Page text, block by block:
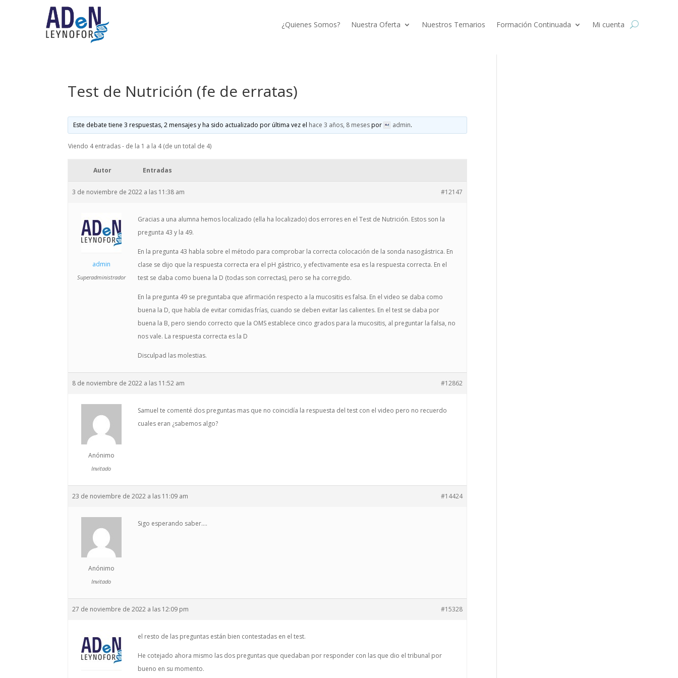
¿Quienes Somos? Nuestra Oferta Nuestros Temarios Formación Continuada Mi cuenta
Test de Nutrición (fe de erratas)
Este debate tiene 3 respuestas, 2 mensajes y ha sido actualizado por última vez el hace 3 años, 8 mesespor admin.
Viendo 4 entradas - de la 1 a la 4 (de un total de 4)
Autor Entradas
3 de noviembre de 2022 a las 11:38 am #12147
admin
Superadministrador
Gracias a una alumna hemos localizado (ella ha localizado) dos errores en el Test de Nutrición. Estos son la
pregunta 43 y la 49.
En la pregunta 43 habla sobre el método para comprobar la correcta colocación de la sonda nasogástrica. En
clase se dijo que la respuesta correcta era el pH gástrico, y efectivamente esa es la respuesta correcta. En el
test se daba como buena la D (todas son correctas), pero se ha corregido.
En la pregunta 49 se preguntaba que afirmación respecto a la mucositis es falsa. En el video se daba como
buena la D, que habla de evitar comidas frías, cuando se deben evitar las calientes. En el test se daba por
buena la B, pero siendo correcto que la OMS establece cinco grados para la mucositis, al preguntar la falsa, no
nos vale. La respuesta correcta es la D
Disculpad las molestias.
8 de noviembre de 2022 a las 11:52 am #12862
Anónimo
Invitado
Samuel te comenté dos preguntas mas que no coincidía la respuesta del test con el video pero no recuerdo
cuales eran ¿sabemos algo?
23 de noviembre de 2022 a las 11:09 am #14424
Anónimo
Invitado
Sigo esperando saber….
27 de noviembre de 2022 a las 12:09 pm #15328
el resto de las preguntas están bien contestadas en el test.
He cotejado ahora mismo las dos preguntas que quedaban por responder con las que dio el tribunal por
bueno en su momento.